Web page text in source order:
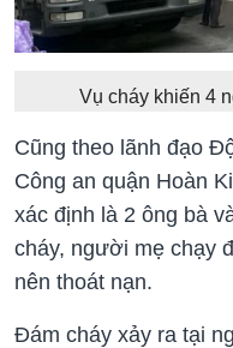
Vụ cháy khiến 4
Cũng theo lãnh đạo
Công an quận Hoàn
xác định là 2 ông bà
cháy, người mẹ chạy
nên thoát nạn.
Đám cháy xảy ra tại